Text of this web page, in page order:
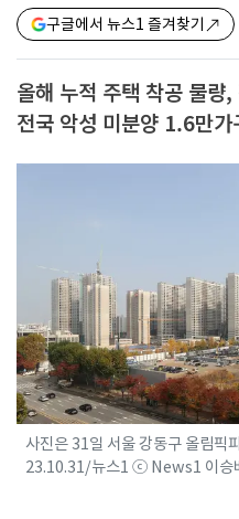
구글에서 뉴스1 즐겨찾기
올해 누적 주택 착공 물
전국 악성 미분양 1.6만
사진은 31일 서울 강동구 올림픽
23.10.31/뉴스1 ⓒ News1 이승